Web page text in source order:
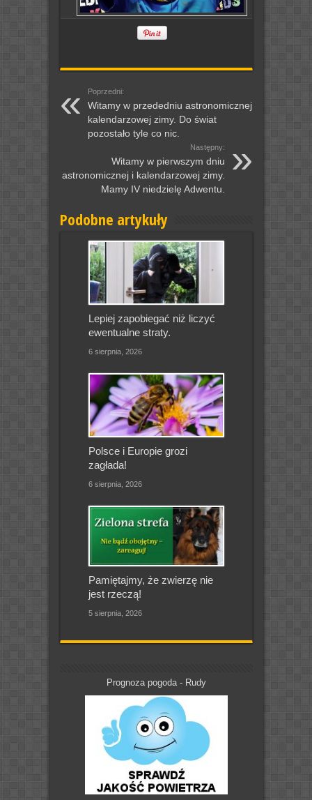
Poprzedni:
Witamy w przededniu astronomicznej i
kalendarzowej zimy. Do świat
pozostało tyle co nic.
Następny:
Witamy w pierwszym dniu
astronomicznej i kalendarzowej zimy.
Mamy IV niedzielę Adwentu.
Podobne artykuły
Lepiej zapobiegać niż liczyć
ewentualne straty.
6 sierpnia, 2026
Polsce i Europie grozi
zagłada!
6 sierpnia, 2026
Pamiętajmy, że zwierzę nie
jest rzeczą!
5 sierpnia, 2026
Prognoza pogoda - Rudy